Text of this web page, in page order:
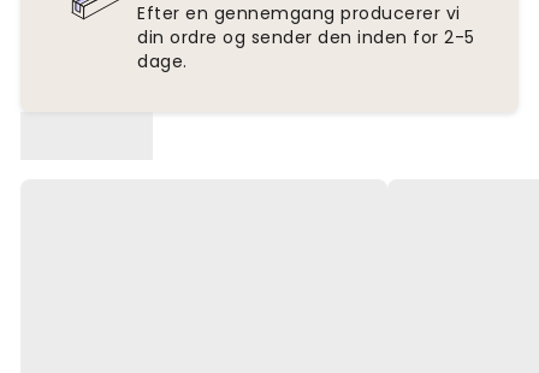
Efter en gennemgang producerer vi
din ordre og sender den inden for 2-5
dage.